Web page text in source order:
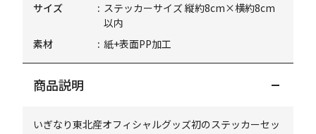
サイズ
ステッカーサイズ 縦約8cm×横約8cm
以内
素材
紙+表面PP加工
商品説明
いぎなり東北産オフィシャルグッズ初のステッカーセッ